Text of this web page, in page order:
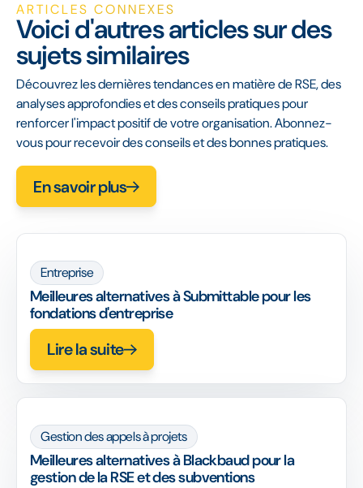
ARTICLES CONNEXES
Voici d'autres articles sur des
sujets similaires
Découvrez les dernières tendances en matière de RSE, des
analyses approfondies et des conseils pratiques pour
renforcer l'impact positif de votre organisation. Abonnez-
vous pour recevoir des conseils et des bonnes pratiques.
En savoir plus
Entreprise
Meilleures alternatives à Submittable pour les
fondations d'entreprise
Lire la suite
Gestion des appels à projets
Meilleures alternatives à Blackbaud pour la
gestion de la RSE et des subventions